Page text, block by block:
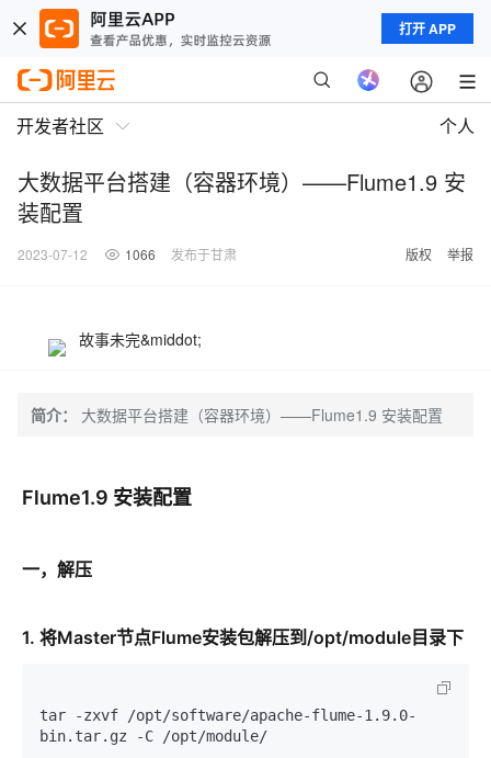
打开 APP
开发者社区 个人
大数据平台搭建（容器环境）——Flume1.9 安
装配置
2023-07-12 1066 发布于甘肃 版权 举报
故事未完&middot;
简介： 大数据平台搭建（容器环境）——Flume1.9 安装配置
Flume1.9 安装配置
一，解压
1. 将Master节点Flume安装包解压到/opt/module目录下
tar -zxvf /opt/software/apache-flume-1.9.0-